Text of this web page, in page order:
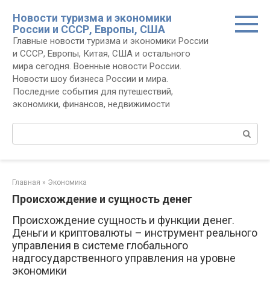
контенту
Новости туризма и экономики
России и СССР, Европы, США
Главные новости туризма и экономики России
и СССР, Европы, Китая, США и остального
мира сегодня. Военные новости России.
Новости шоу бизнеса России и мира.
Последние события для путешествий,
экономики, финансов, недвижимости
Поиск:
Главная » Экономика
Происхождение и сущность денег
Происхождение сущность и функции денег.
Деньги и криптовалюты – инструмент реального
управления в системе глобального
надгосударственного управления на уровне
экономики